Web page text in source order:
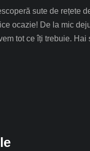
sute de rețete
ocazie! De la mic
tot ce îți trebuie. Hai